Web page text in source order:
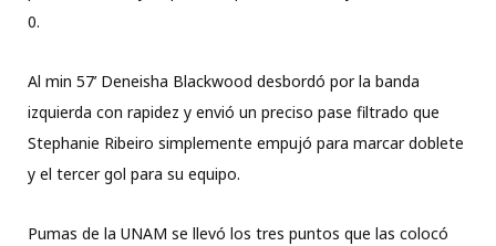
0.
Al min 57’ Deneisha Blackwood desbordó por la banda
izquierda con rapidez y envió un preciso pase filtrado que
Stephanie Ribeiro simplemente empujó para marcar doblete
y el tercer gol para su equipo.
Pumas de la UNAM se llevó los tres puntos que las colocó